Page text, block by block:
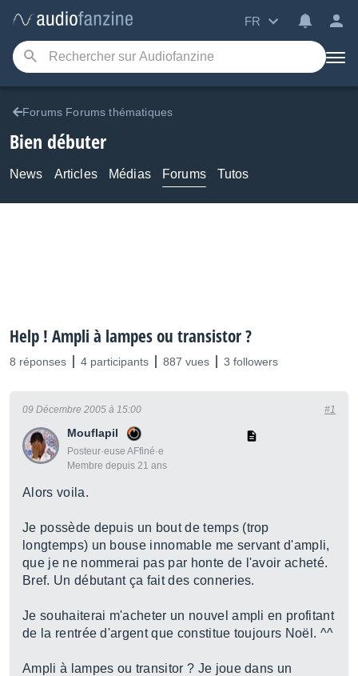
FR
Forums Forums thématiques
Bien débuter
News Articles Médias Forums Tutos
Help ! Ampli à lampes ou transistor ?
8 réponses 4 participants 887 vues 3 followers
Mouflapil
Posteur·euse AFfiné·e
Membre depuis 21 ans
09 Décembre 2005 à 15:00 #1
Alors voila.
Je possède depuis un bout de temps (trop
longtemps) un bouse innomable me servant d'ampli,
que je ne nommerai pas par honte de l'avoir acheté.
Bref. Un débutant ça fait des conneries.
Je souhaiterai m'acheter un nouvel ampli en profitant
de la rentrée d'argent que constitue toujours Noël. ^^
Ampli à lampes ou transitor ? Je joue dans un